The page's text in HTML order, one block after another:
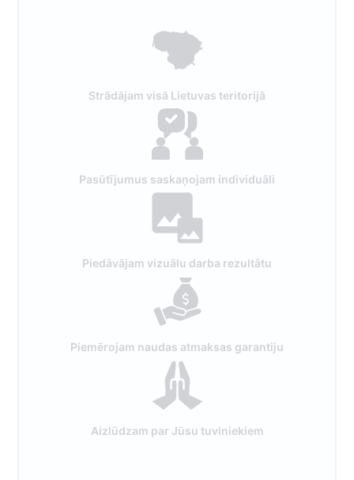
Strādājam visā Lietuvas teritorijā
Pasūtījumus saskaņojam individuāli
Piedāvājam vizuālu darba rezultātu
Piemērojam naudas atmaksas garantiju
Aizlūdzam par Jūsu tuviniekiem